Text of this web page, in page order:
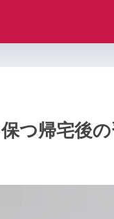
つ帰宅後